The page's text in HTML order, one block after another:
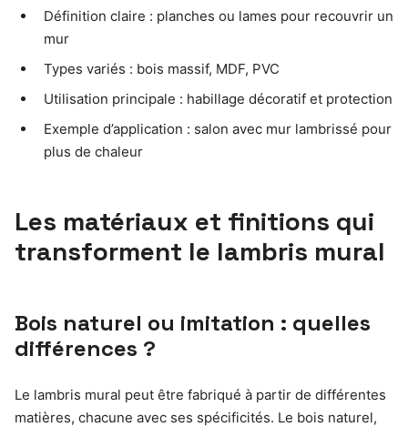
Définition claire : planches ou lames pour recouvrir un
mur
Types variés : bois massif, MDF, PVC
Utilisation principale : habillage décoratif et protection
Exemple d’application : salon avec mur lambrissé pour
plus de chaleur
Les matériaux et finitions qui
transforment le lambris mural
Bois naturel ou imitation : quelles
différences ?
Le lambris mural peut être fabriqué à partir de différentes
matières, chacune avec ses spécificités. Le bois naturel,